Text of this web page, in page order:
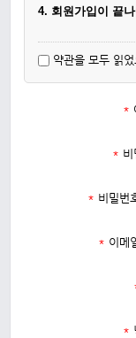
4. 회원가입이 끝
약관을 모두 읽
*
* 비
* 비밀번
* 이메
*